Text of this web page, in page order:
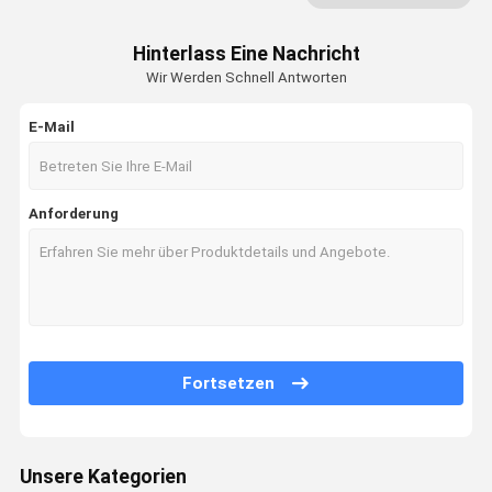
Jet Peel MachineHinterlass Eine Nachricht
Wir Werden Schnell Antworten
E-Mail
Anforderung
Fortsetzen
Unsere Kategorien